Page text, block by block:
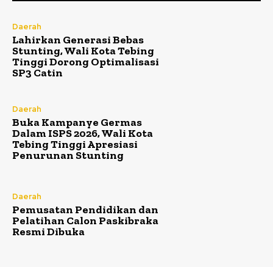
Daerah
Lahirkan Generasi Bebas
Stunting, Wali Kota Tebing
Tinggi Dorong Optimalisasi
SP3 Catin
Daerah
Buka Kampanye Germas
Dalam ISPS 2026, Wali Kota
Tebing Tinggi Apresiasi
Penurunan Stunting
Daerah
Pemusatan Pendidikan dan
Pelatihan Calon Paskibraka
Resmi Dibuka